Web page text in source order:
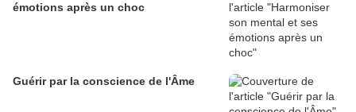
émotions après un choc
Guérir par la conscience de l'Âme